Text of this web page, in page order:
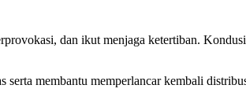
dan ikut menjaga ketertiban.
serta membantu memperlancar kembali